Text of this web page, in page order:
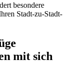
besondere
Stadt-zu-Stadt-
mit sich